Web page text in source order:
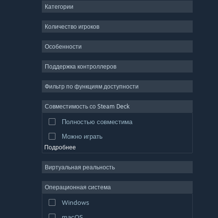
ММО
Симулятор
Видеопродакшн
Обработка фото
Категории
Количество игроков
Особенности
Поддержка контроллеров
Фильтр по функциям доступности
Совместимость со Steam Deck
Полностью совместима
Можно играть
Подробнее
Виртуальная реальность
Операционная система
Windows